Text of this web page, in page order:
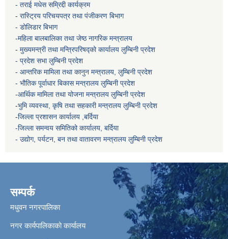
- तराई मधेस सम्रिद्दी कार्यक्रम
- रास्ट्रिय परिचयपत्र तथा पंजीकरण बिभाग
- डोलिडार बिभाग
-महिला बालबालिका तथा जेष्ठ नागरिक मन्त्रालय
- मुख्यमन्त्री तथा मन्त्रिपरिषद्को कार्यालय लुम्बिनी प्रदेश
- प्रदेश सभा लुम्बिनी प्रदेश
- आन्तरिक मामिला तथा कानुन मन्त्रालय, लुम्बिनी प्रदेश
- भौतिक पूर्वाधार बिकास मन्त्रालय लुम्बिनी प्रदेश
-आर्थिक मामिला तथा योजना मन्त्रालय लुम्बिनी प्रदेश
-भुमि व्यवस्था, कृषि तथा सहकारी मन्त्रालय लुम्बिनी प्रदेश
-जिल्ला प्रशासन कार्यालय ,बर्दिया
-जिल्ला समन्वय समितिको कार्यालय, बर्दिया
- उद्योग, पर्यटन, बन तथा वातावरण मन्त्रालय लुम्बिनी प्रदेश
सम्पर्क
मधुवन नगरपालिका
नगर कार्यपालिकाको कार्यालय